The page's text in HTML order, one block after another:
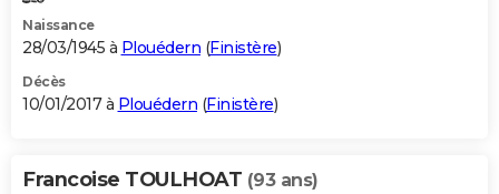
Naissance
28/03/1945 à Plouédern (Finistère)
Décès
10/01/2017 à Plouédern (Finistère)
Francoise TOULHOAT (93 ans)